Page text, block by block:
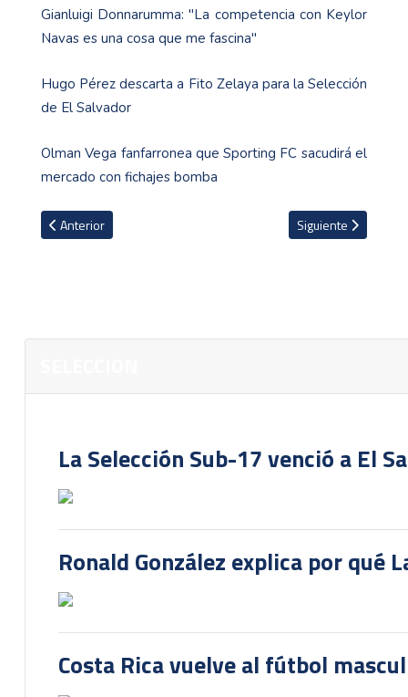
Gianluigi Donnarumma: "La competencia con Keylor
Navas es una cosa que me fascina"
Hugo Pérez descarta a Fito Zelaya para la Selección
de El Salvador
Olman Vega fanfarronea que Sporting FC sacudirá el
mercado con fichajes bomba
Artículo anterior: La Sele jugará la eliminatoria mundialista con
Anterior Artículo siguiente:
Siguiente
La Selección Sub-17 venció a El
Ronald González explica por qué
Costa Rica vuelve al fútbol